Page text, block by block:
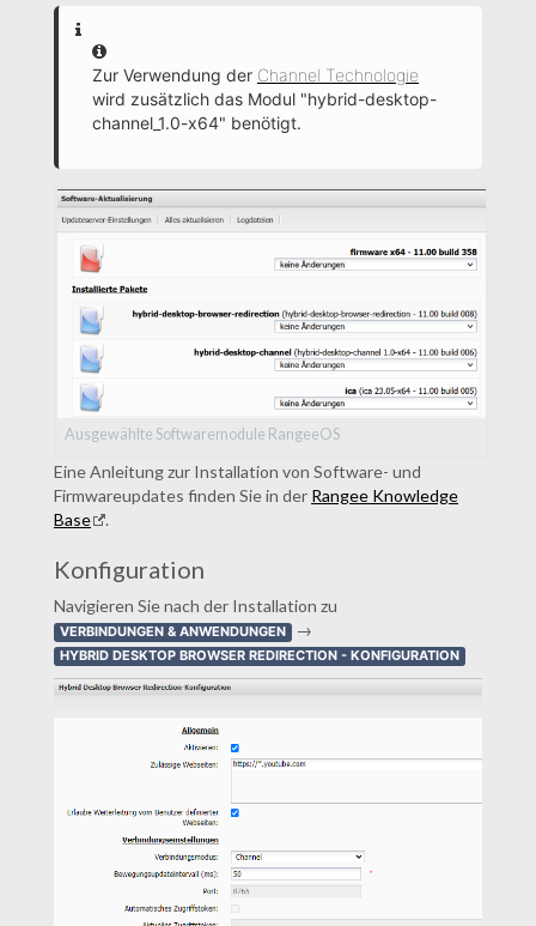
Information
Zur Verwendung der Channel Technologie
wird zusätzlich das Modul "hybrid-desktop-
channel_1.0-x64" benötigt.
Ausgewählte Softwaremodule RangeeOS
Eine Anleitung zur Installation von Software- und
Firmwareupdates finden Sie in der Rangee Knowledge
Base
.
Konfiguration
Navigieren Sie nach der Installation zu
VERBINDUNGEN & ANWENDUNGEN →
HYBRID DESKTOP BROWSER REDIRECTION - KONFIGURATION